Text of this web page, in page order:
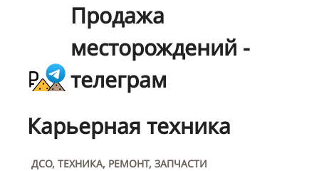
Продажа
месторождений -
телеграм
Карьерная техника
ДСО, ТЕХНИКА, РЕМОНТ, ЗАПЧАСТИ